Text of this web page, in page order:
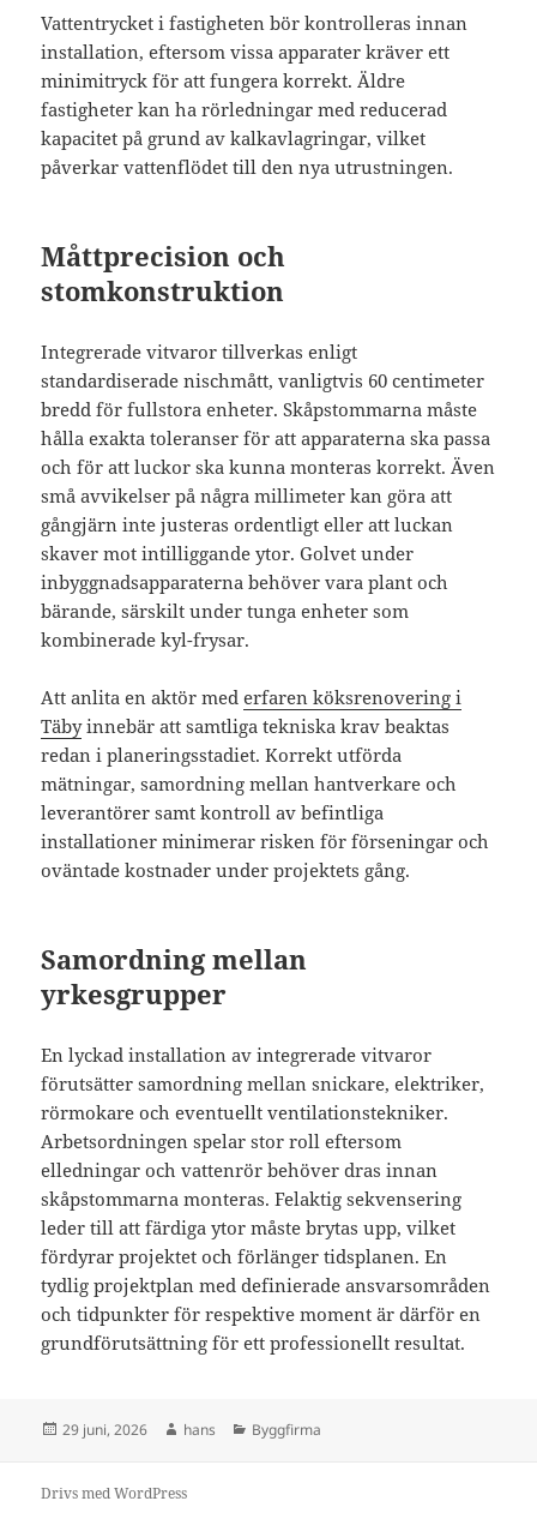
Vattentrycket i fastigheten bör kontrolleras innan
installation, eftersom vissa apparater kräver ett
minimitryck för att fungera korrekt. Äldre
fastigheter kan ha rörledningar med reducerad
kapacitet på grund av kalkavlagringar, vilket
påverkar vattenflödet till den nya utrustningen.
Måttprecision och
stomkonstruktion
Integrerade vitvaror tillverkas enligt
standardiserade nischmått, vanligtvis 60 centimeter
bredd för fullstora enheter. Skåpstommarna måste
hålla exakta toleranser för att apparaterna ska passa
och för att luckor ska kunna monteras korrekt. Även
små avvikelser på några millimeter kan göra att
gångjärn inte justeras ordentligt eller att luckan
skaver mot intilliggande ytor. Golvet under
inbyggnadsapparaterna behöver vara plant och
bärande, särskilt under tunga enheter som
kombinerade kyl-frysar.
Att anlita en aktör mederfaren köksrenovering i
Täbyinnebär att samtliga tekniska krav beaktas
redan i planeringsstadiet. Korrekt utförda
mätningar, samordning mellan hantverkare och
leverantörer samt kontroll av befintliga
installationer minimerar risken för förseningar och
oväntade kostnader under projektets gång.
Samordning mellan
yrkesgrupper
En lyckad installation av integrerade vitvaror
förutsätter samordning mellan snickare, elektriker,
rörmokare och eventuellt ventilationstekniker.
Arbetsordningen spelar stor roll eftersom
elledningar och vattenrör behöver dras innan
skåpstommarna monteras. Felaktig sekvensering
leder till att färdiga ytor måste brytas upp, vilket
fördyrar projektet och förlänger tidsplanen. En
tydlig projektplan med definierade ansvarsområden
och tidpunkter för respektive moment är därför en
grundförutsättning för ett professionellt resultat.
Postat
29 juni, 2026 Författare
hans Kategorier
Byggfirma
Drivs med WordPress